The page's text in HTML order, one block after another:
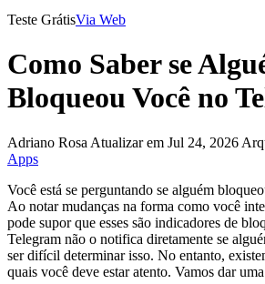
Teste GrátisVia Web
Como Saber se
Bloqueou Você no
Adriano Rosa Atualizar em Jul 24, 2026
Apps
Você está se perguntando se alguém
Ao notar mudanças na forma como você
pode supor que esses são indicadores de
Telegram não o notifica diretamente se
ser difícil determinar isso. No entanto,
quais você deve estar atento. Vamos dar